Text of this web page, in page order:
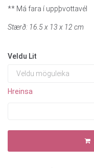
** Má fara í uppþvottavél
Stærð: 16.5 x 13 x 12 cm
Veldu Lit
Hreinsa